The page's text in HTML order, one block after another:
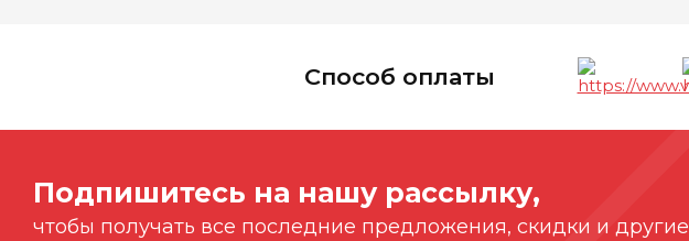
Способ оплаты
Подпишитесь на нашу рассылку,
чтобы получать все последние предложения, скидки и другие